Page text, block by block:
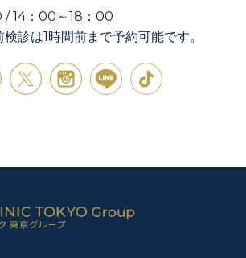
/ 14：00～18：00
診は1時間前まで予約可能です。